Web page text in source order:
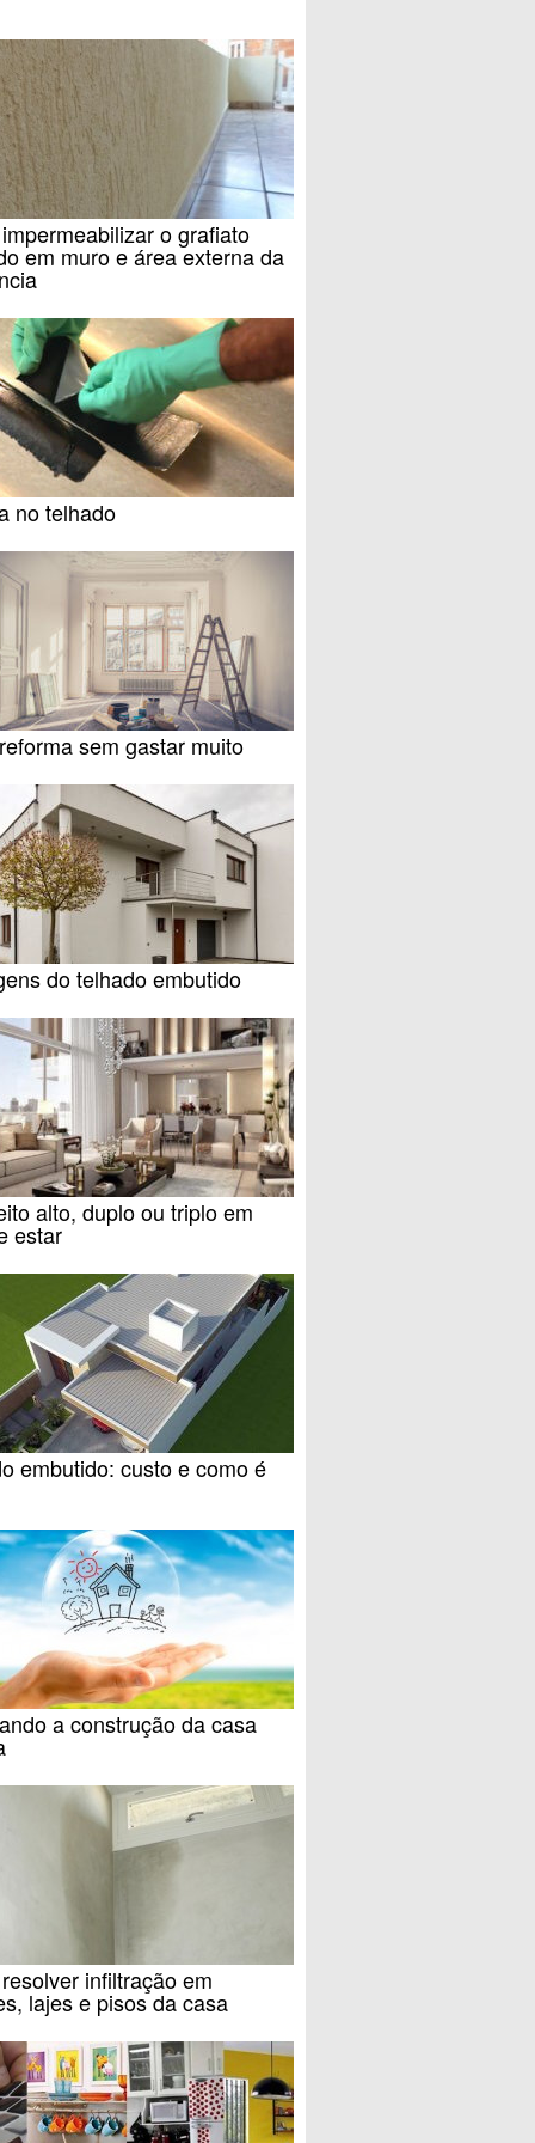
o grafiato
em muro e área externa da
no telhado
sem gastar muito
do telhado embutido
alto, duplo ou triplo em
estar
embutido: custo e como é
a construção da casa
infiltração em
lajes e pisos da casa